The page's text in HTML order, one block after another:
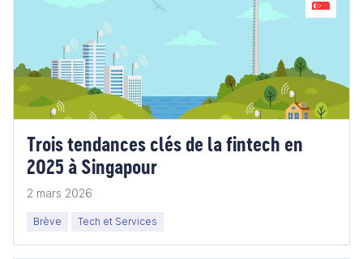
Trois tendances clés de la fintech en
2025 à Singapour
2 mars 2026
Brève Tech et Services